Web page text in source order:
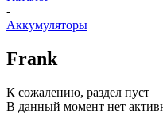
-
Аккумуляторы
Frank
К сожалению, раздел пуст
В данный момент нет